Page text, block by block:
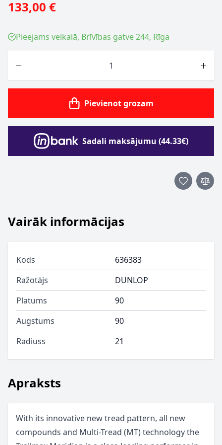
133,00 €
Pieejams veikalā, Brīvības gatve 244, Rīga
Pievienot grozam
Sadali maksājumu (44.33€)
Apraksts
With its innovative new tread pattern, all new
compounds and Multi-Tread (MT) technology the
Vairāk informācijas
Kods
636383
Ražotājs
DUNLOP
Platums
90
Augstums
90
Radiuss
21